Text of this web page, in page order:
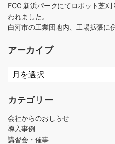
FCC 新浜パークにてロボット芝
われました。
白河市の工業団地内、工場拡張に
アーカイブ
ア
ー
イ
カテゴリー
会社からのおしらせ
導入事例
講習会・催事